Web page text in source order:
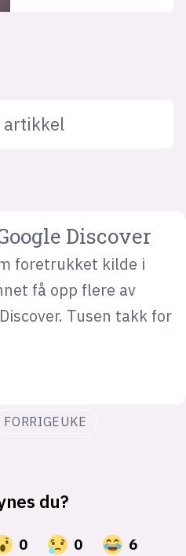
artikkel
Discover
foretrukket kilde i
få opp flere av
Tusen takk for
FORRIGEUKE